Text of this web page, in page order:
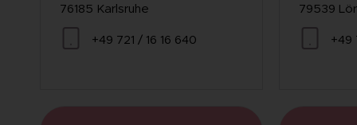
76185 Karlsruhe
+49 721 / 16 16 640
79539
+49